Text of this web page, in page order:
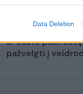
Data Deletion
Vaikų saugumas
internete
nuo tėvų
ar esate pasiruošę
pažvelgti į